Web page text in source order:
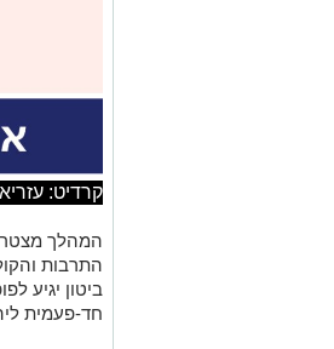
קרדיט:
המהלך
ביטון יגיע
חד-פעמית